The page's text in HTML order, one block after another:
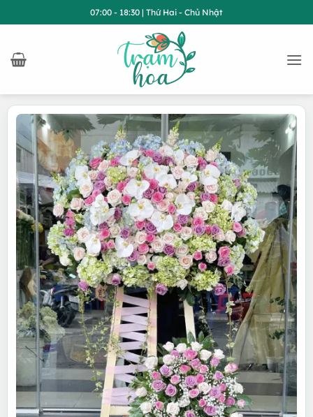
qua
dung
07:00 - 18:30 | Thứ Hai - Chủ Nhật